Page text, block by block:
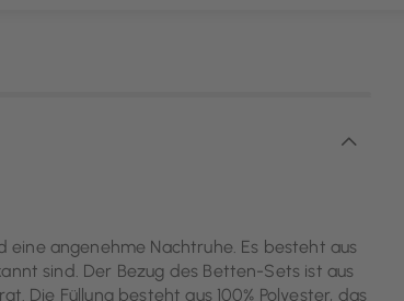
angenehme Nachtruhe. Es besteht aus
sind. Der Bezug des Betten-Sets ist aus
Die Füllung besteht aus 100% Polyester, das